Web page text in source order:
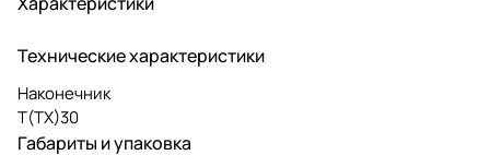
Технические характеристики
Наконечник
Т(ТХ)30
Габариты и упаковка